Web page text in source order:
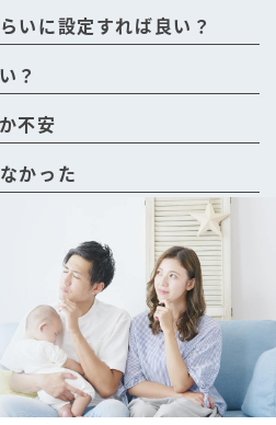
いに設定すれば良い？
？
不安
かった